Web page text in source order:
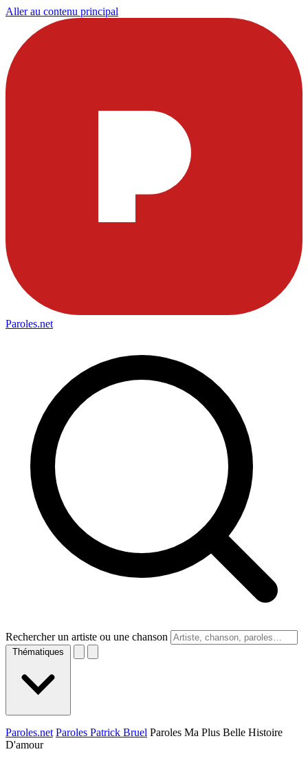
Aller au contenu principal
Paroles.net
Rechercher un artiste ou une chanson
Thématiques
Paroles.net Paroles Patrick Bruel Paroles Ma Plus Belle Histoire
D'amour